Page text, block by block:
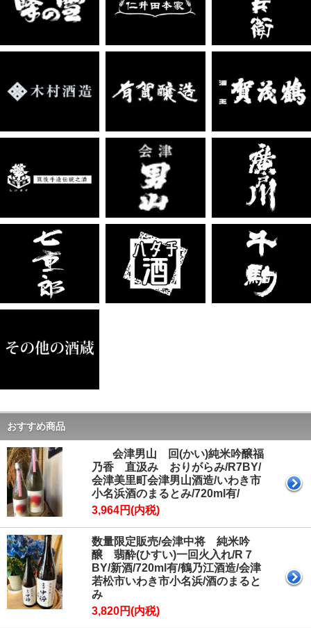
おすすめ商品
会津男山 回(かい)純米吟醸福
乃香 直汲み おりがらみ/R7BY/
会津美里町会津男山酒造/いわき市
小名浜酒のまるとみ/720ml有/
3,964円(内税)
数量限定販売/会津中将 純米吟
醸 翡酔(ひすい)一回火入れ/R７
BY/新酒/720ml有/鶴乃江酒造/会津
若松市いわき市小名浜/酒のまると
み
3,820円(内税)